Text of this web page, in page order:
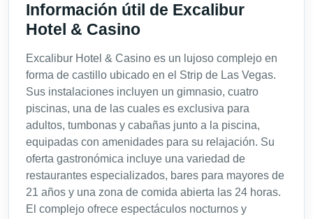
Información útil de Excalibur
Hotel & Casino
Excalibur Hotel & Casino es un lujoso complejo en
forma de castillo ubicado en el Strip de Las Vegas.
Sus instalaciones incluyen un gimnasio, cuatro
piscinas, una de las cuales es exclusiva para
adultos, tumbonas y cabañas junto a la piscina,
equipadas con amenidades para su relajación. Su
oferta gastronómica incluye una variedad de
restaurantes especializados, bares para mayores de
21 años y una zona de comida abierta las 24 horas.
El complejo ofrece espectáculos nocturnos y